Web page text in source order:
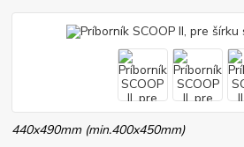
440x490mm (min.400x450mm)